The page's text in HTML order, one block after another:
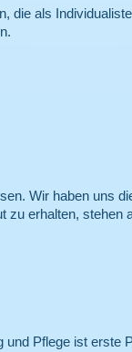
die als
Wir haben uns
zu erhalten, stehen
und Pflege ist erste